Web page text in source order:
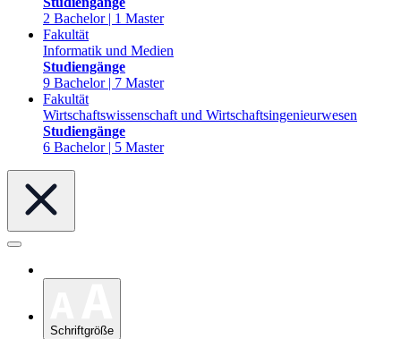
2 Bachelor | 1 Master
Fakultät
Informatik und Medien
Studiengänge
9 Bachelor | 7 Master
Fakultät
Wirtschaftswissenschaft und Wirtschaftsingenieurwesen
Studiengänge
6 Bachelor | 5 Master
Schriftgröße